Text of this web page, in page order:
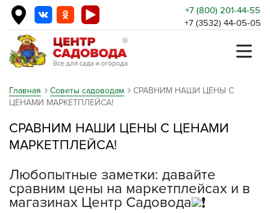
+7 (800) 201-44-55
+7 (3532) 44-05-05
Главная Советы садоводам
СРАВНИМ НАШИ ЦЕНЫ С
ЦЕНАМИ МАРКЕТПЛЕЙСА!
СРАВНИМ НАШИ ЦЕНЫ С ЦЕНАМИ
МАРКЕТПЛЕЙСА!
Любопытные заметки: давайте
сравним цены на маркетплейсах и в
магазинах Центр Садовода